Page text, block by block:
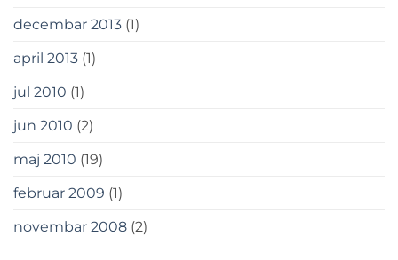
decembar 2013 (1)
april 2013 (1)
jul 2010 (1)
jun 2010 (2)
maj 2010 (19)
februar 2009 (1)
novembar 2008 (2)